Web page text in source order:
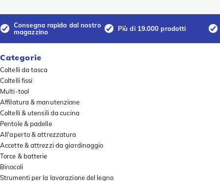
Consegna rapida dal nostro
magazzino
Più di 19.000 prodotti
Categorie
Coltelli da tasca
Coltelli fissi
Multi-tool
Affilatura & manutenzione
Coltelli & utensili da cucina
Pentole & padelle
All'aperto & attrezzatura
Accette & attrezzi da giardinaggio
Torce & batterie
Binocoli
Strumenti per la lavorazione del legno